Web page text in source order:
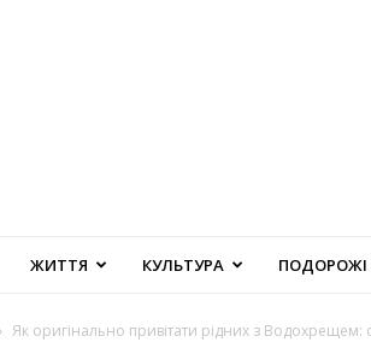
ЖИТТЯ КУЛЬТУРА ПОДОРОЖІ
Як оригінально привітати рідних з Водохрещем: